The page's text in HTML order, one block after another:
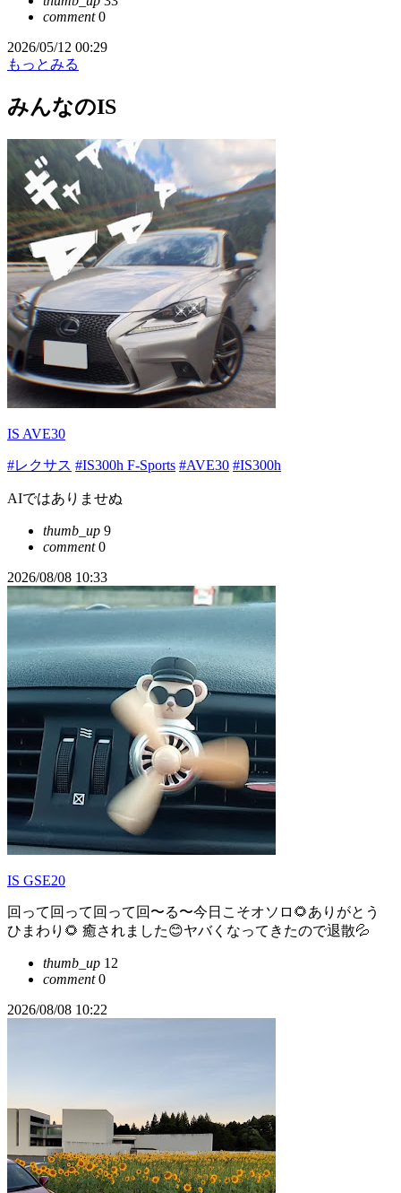
comment0
2026/05/12 00:29
もっとみる
みんなのIS
IS AVE30
#レクサス #IS300h F-Sports #AVE30 #IS300h
AIではありませぬ
thumb_up 9
comment0
2026/08/08 10:33
IS GSE20
回って回って回って回〜る〜今日こそオソロ🌻ありがとう
ひまわり🌻 癒されました😊ヤバくなってきたので退散💦
thumb_up 12
comment0
2026/08/08 10:22